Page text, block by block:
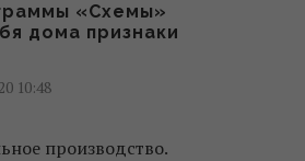
«Схемы»
дома признаки
10:48
производство.